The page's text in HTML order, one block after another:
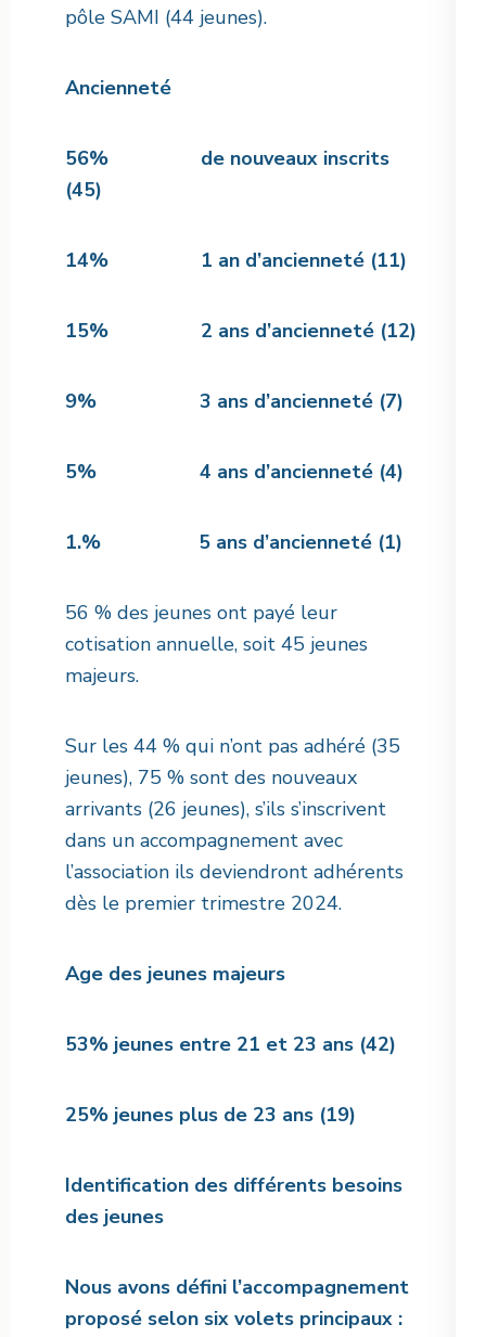
pôle SAMI (44 jeunes).
Ancienneté
56% de nouveaux inscrits
(45)
14% 1 an d’ancienneté (11)
15% 2 ans d’ancienneté (12)
9% 3 ans d’ancienneté (7)
5% 4 ans d’ancienneté (4)
1.% 5 ans d’ancienneté (1)
56 % des jeunes ont payé leur
cotisation annuelle, soit 45 jeunes
majeurs.
Sur les 44 % qui n’ont pas adhéré (35
jeunes), 75 % sont des nouveaux
arrivants (26 jeunes), s’ils s’inscrivent
dans un accompagnement avec
l’association ils deviendront adhérents
dès le premier trimestre 2024.
Age des jeunes majeurs
53% jeunes entre 21 et 23 ans (42)
25% jeunes plus de 23 ans (19)
Identification des différents besoins
des jeunes
Nous avons défini l’accompagnement
proposé selon six volets principaux :